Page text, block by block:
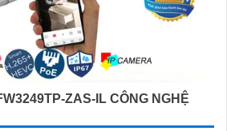
ZAS-IL CÔNG NGHỆ